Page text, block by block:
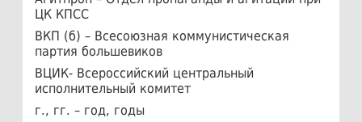
ЦК КПСС
ВКП (б) – Всесоюзная коммунистическая
партия большевиков
ВЦИК- Всероссийский центральный
исполнительный комитет
г., гг. – год, годы